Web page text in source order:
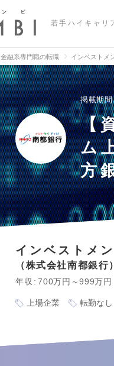
若手ハイキャリ
金融系専門職の転職 インベストメ
掲載期間
【
ム
方
インベストメ
株式会社南都銀行
年収 700万円～999万円
上場企業 転勤なし